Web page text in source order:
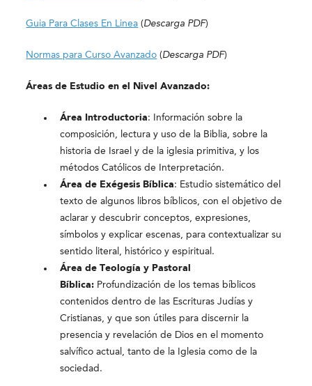
Guia Para Clases En Linea (Descarga PDF)
Normas para Curso Avanzado (Descarga PDF)
Áreas de Estudio en el Nivel Avanzado:
Área Introductoria: Información sobre la
composición, lectura y uso de la Biblia, sobre la
historia de Israel y de la iglesia primitiva, y los
métodos Católicos de Interpretación.
Área de Exégesis Bíblica: Estudio sistemático del
texto de algunos libros bíblicos, con el objetivo de
aclarar y descubrir conceptos, expresiones,
símbolos y explicar escenas, para contextualizar su
sentido literal, histórico y espiritual.
Área de Teología y Pastoral
Bíblica: Profundización de los temas bíblicos
contenidos dentro de las Escrituras Judías y
Cristianas, y que son útiles para discernir la
presencia y revelación de Dios en el momento
salvífico actual, tanto de la Iglesia como de la
sociedad.